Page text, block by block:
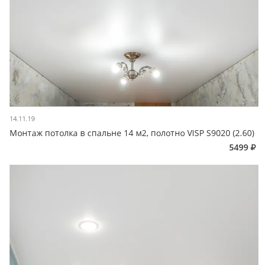
14.11.19
Монтаж потолка в спальне 14 м2, полотно VISP S9020 (2.60)
5499